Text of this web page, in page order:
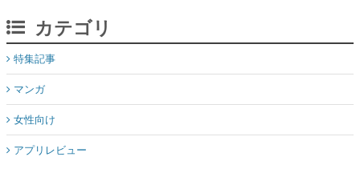
カテゴリ
特集記事
マンガ
女性向け
アプリレビュー